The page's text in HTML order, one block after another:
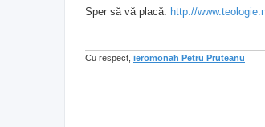
s
e
Sper să vă placă: http://
Cu respect, ieromonah Petru Pruteanu